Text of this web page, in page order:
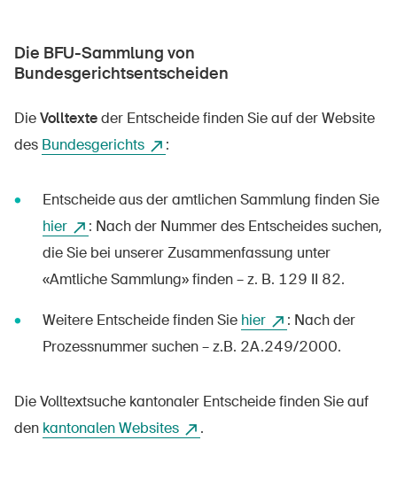
Die BFU-Sammlung von
Bundesgerichtsentscheiden
DieVolltexteder Entscheide finden Sie auf der Website
des Bundesgerichts :
Entscheide aus der amtlichen Sammlung finden Sie
hier
: Nach der Nummer des Entscheides suchen,
die Sie bei unserer Zusammenfassung unter
«Amtliche Sammlung» finden – z. B. 129 II 82.
Weitere Entscheide finden Sie hier
: Nach der
Prozessnummer suchen – z.B. 2A.249/2000.
Die Volltextsuche kantonaler Entscheide finden Sie auf
den kantonalen Websites .